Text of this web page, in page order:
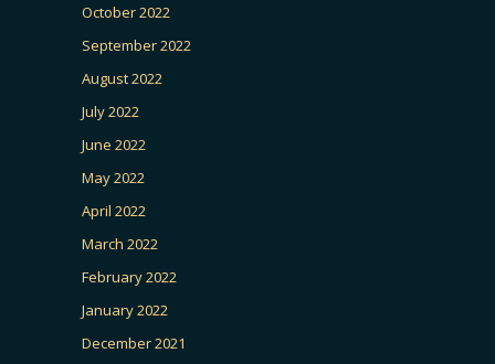
October 2022
September 2022
August 2022
July 2022
June 2022
May 2022
April 2022
March 2022
February 2022
January 2022
December 2021